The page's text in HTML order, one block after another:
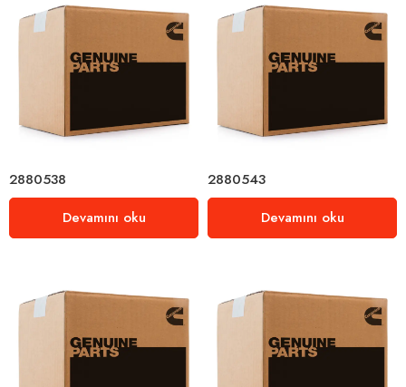
2880538
Devamını oku
2880543
Devamını oku